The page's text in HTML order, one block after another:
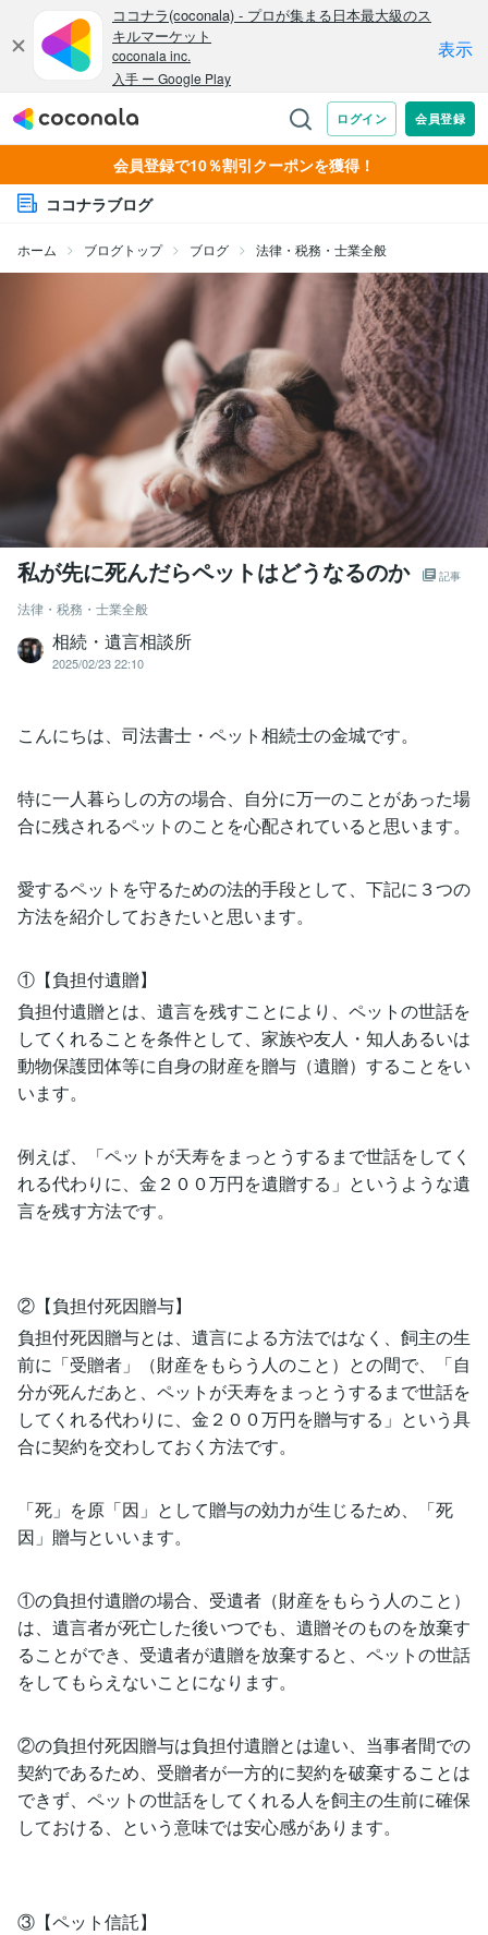
会員登録で10％割引クーポンを獲得！
ココナラブログ
ホーム ブログトップ ブログ 法律・税務・士業全般
私が先に死んだらペットはどうなるのか 記事
法律・税務・士業全般
相続・遺言相談所
2025/02/23 22:10
こんにちは、司法書士・ペット相続士の金城です。
特に一人暮らしの方の場合、自分に万一のことがあった場
合に残されるペットのことを心配されていると思います。
愛するペットを守るための法的手段として、下記に３つの
方法を紹介しておきたいと思います。
①【負担付遺贈】
負担付遺贈とは、遺言を残すことにより、ペットの世話を
してくれることを条件として、家族や友人・知人あるいは
動物保護団体等に自身の財産を贈与（遺贈）することをい
います。
例えば、「ペットが天寿をまっとうするまで世話をしてく
れる代わりに、金２００万円を遺贈する」というような遺
言を残す方法です。
②【負担付死因贈与】
負担付死因贈与とは、遺言による方法ではなく、飼主の生
前に「受贈者」（財産をもらう人のこと）との間で、「自
分が死んだあと、ペットが天寿をまっとうするまで世話を
してくれる代わりに、金２００万円を贈与する」という具
合に契約を交わしておく方法です。
「死」を原「因」として贈与の効力が生じるため、「死
因」贈与といいます。
①の負担付遺贈の場合、受遺者（財産をもらう人のこと）
は、遺言者が死亡した後いつでも、遺贈そのものを放棄す
ることができ、受遺者が遺贈を放棄すると、ペットの世話
をしてもらえないことになります。
②の負担付死因贈与は負担付遺贈とは違い、当事者間での
契約であるため、受贈者が一方的に契約を破棄することは
できず、ペットの世話をしてくれる人を飼主の生前に確保
しておける、という意味では安心感があります。
③【ペット信託】